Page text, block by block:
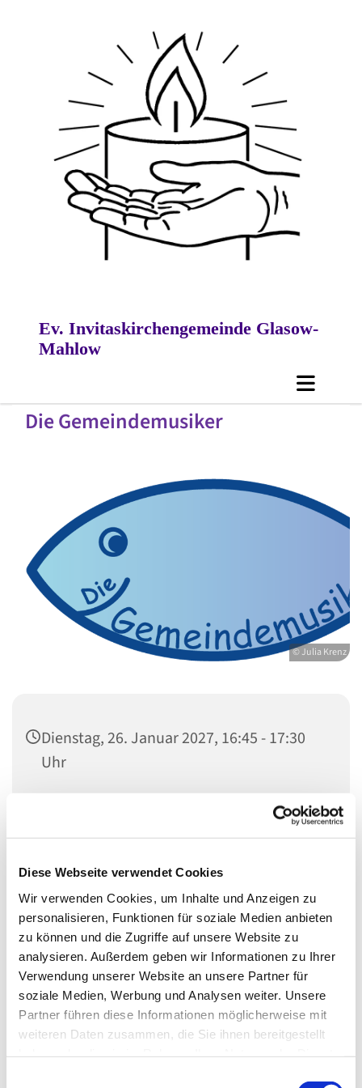
Diese Webseite verwendet Cookies
Wir verwenden Cookies, um Inhalte und Anzeigen zu
personalisieren, Funktionen für soziale Medien anbieten
zu können und die Zugriffe auf unsere Website zu
analysieren. Außerdem geben wir Informationen zu Ihrer
Verwendung unserer Website an unsere Partner für
soziale Medien, Werbung und Analysen weiter. Unsere
Partner führen diese Informationen möglicherweise mit
weiteren Daten zusammen, die Sie ihnen bereitgestellt
Ev. Invitaskirchengemeinde Glasow-
Mahlow
Die Gemeindemusiker
© Julia Krenz
Dienstag, 26. Januar 2027, 16:45 - 17:30
Uhr
Invitaskirchengemeinde, Rathenaustr. 45,
Bist Du ein Grundschulkind und hast Lust, Musik zu
machen? Dann bist Du bei uns genau richtig! Melde Dich
per Mailjulia.krenz@kkzf.deoder telefonisch im
Gemeindebüro (03379 – 374407).
Wir sind die Gemeindemusiker und treffen uns
normalerweise
jeden Dienstag